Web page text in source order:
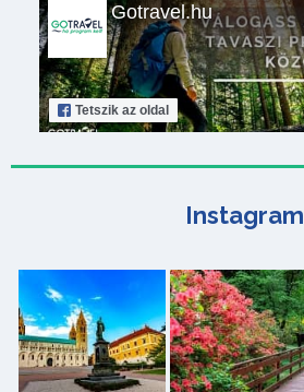
Gotravel.hu
Tetszik az oldal
Instagram